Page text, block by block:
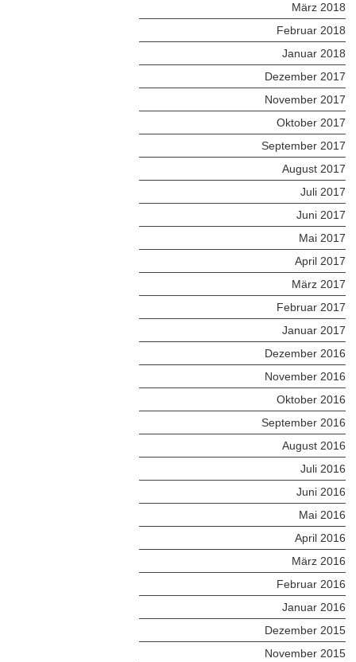
März 2018
Februar 2018
Januar 2018
Dezember 2017
November 2017
Oktober 2017
September 2017
August 2017
Juli 2017
Juni 2017
Mai 2017
April 2017
März 2017
Februar 2017
Januar 2017
Dezember 2016
November 2016
Oktober 2016
September 2016
August 2016
Juli 2016
Juni 2016
Mai 2016
April 2016
März 2016
Februar 2016
Januar 2016
Dezember 2015
November 2015